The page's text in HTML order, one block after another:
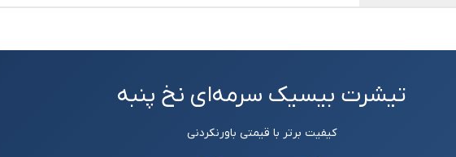
تیشرت بیسیک سرمه‌ای نخ پنبه
کیفیت برتر با قیمتی باورنکردنی